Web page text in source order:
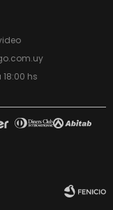
18:00 hs